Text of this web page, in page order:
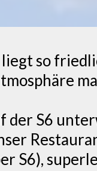
so
der S6
S6),